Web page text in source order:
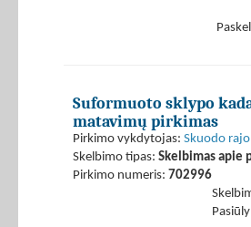
Suformuoto sklypo
matavimų pirkimas
Pirkimo vykdytojas: Skuodo
Skelbimo tipas: Skelbimas apie
Pirkimo numeris: 702996